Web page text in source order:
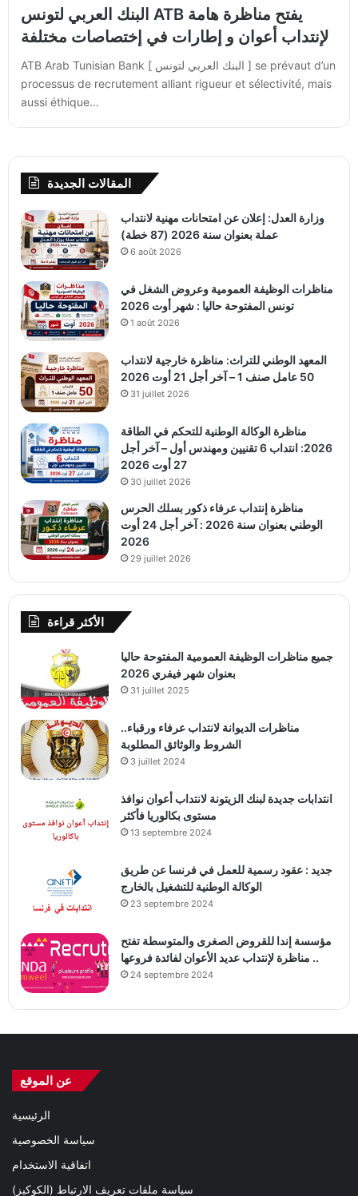
البنك العربي لتونس ATB يفتح مناظرة هامة
لإنتداب أعوان و إطارات في إختصاصات مختلفة
ATB Arab Tunisian Bank [ البنك العربي لتونس ] se prévaut d’un
processus de recrutement alliant rigueur et sélectivité, mais
aussi éthique…
المقالات الجديدة
وزارة العدل: إعلان عن امتحانات مهنية لانتداب
عملة بعنوان سنة 2026 (87 خطة)
6 août 2026
مناظرات الوظيفة العمومية وعروض الشغل في
تونس المفتوحة حاليا : شهر أوت 2026
1 août 2026
المعهد الوطني للتراث: مناظرة خارجية لانتداب
50 عامل صنف 1 – آخر أجل 21 أوت 2026
31 juillet 2026
مناظرة الوكالة الوطنية للتحكم في الطاقة
2026: انتداب 6 تقنيين ومهندس أول – آخر أجل
27 أوت 2026
30 juillet 2026
مناظرة إنتداب عرفاء ذكور بسلك الحرس
الوطني بعنوان سنة 2026 : آخر أجل 24 أوت
2026
29 juillet 2026
الأكثر قراءة
جميع مناظرات الوظيفة العمومية المفتوحة حاليا
بعنوان شهر فيفري 2026
31 juillet 2025
مناظرات الديوانة لانتداب عرفاء ورقباء..
الشروط والوثائق المطلوبة
3 juillet 2024
انتدابات جديدة لبنك الزيتونة لانتداب أعوان نوافذ
مستوى بكالوريا فأكثر
13 septembre 2024
جديد : عقود رسمية للعمل في فرنسا عن طريق
الوكالة الوطنية للتشغيل بالخارج
23 septembre 2024
مؤسسة إندا للقروض الصغرى والمتوسطة تفتح
مناظرة لإنتداب عديد الأعوان لفائدة فروعها ..
24 septembre 2024
عن الموقع
الرئيسية
سياسة الخصوصية
اتفاقية الاستخدام
سياسة ملفات تعريف الارتباط (الكوكيز)